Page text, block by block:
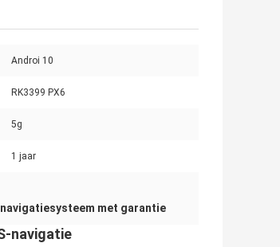
Androi 10
RK3399 PX6
5g
1 jaar
navigatiesysteem met garantie
navigatie